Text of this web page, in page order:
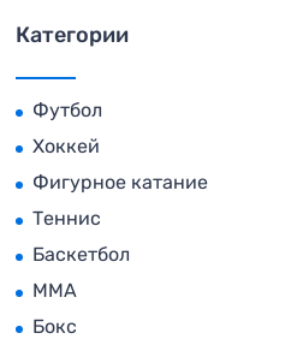
Категории
Футбол
Хоккей
Фигурное катание
Теннис
Баскетбол
MMA
Бокс